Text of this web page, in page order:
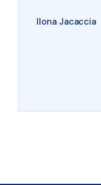
Ilona Jacaccia